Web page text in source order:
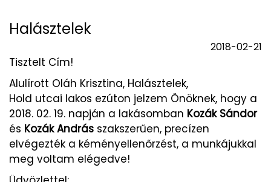
Halásztelek
2018-02-21
Tisztelt Cím!
Alulírott Oláh Krisztina, Halásztelek,
Hold utcai lakos ezúton jelzem Önöknek, hogy a
2018. 02. 19. napján a lakásomban Kozák Sándor
és Kozák András szakszerűen, precízen
elvégezték a kéményellenőrzést, a munkájukkal
meg voltam elégedve!